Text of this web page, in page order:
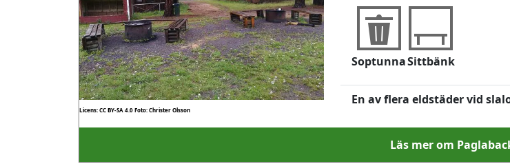
Licens: CC BY-SA 4.0Foto: Christer Olsson
SoptunnaSittbänk
En av flera eldstäder vid
Läs mer om